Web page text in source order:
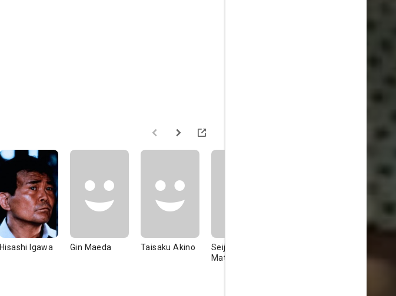
Hisashi Igawa Gin Maeda Taisaku Akino
Seiji
Matsuyama